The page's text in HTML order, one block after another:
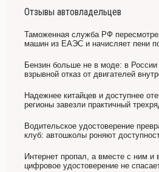
Отзывы автовладельцев
Таможенная служба РФ
машин из ЕАЭС и начисляет пени
Бензин больше не в моде: в России
взрывной отказ от двигателей
Надежнее китайцев и доступнее
регионы завезли практичный
Водительское удостоверение
клуб: автошколы роняют
Интернет пропал, а вместе с ним и
цифровое удостоверение не